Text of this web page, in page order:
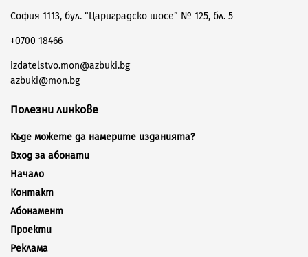
София 1113, бул. “Цариградско шосе” № 125, бл. 5
+0700 18466
izdatelstvo.mon@azbuki.bg
azbuki@mon.bg
Полезни линкове
Къде можете да намерите изданията?
Вход за абонати
Начало
Контакт
Абонамент
Проекти
Реклама